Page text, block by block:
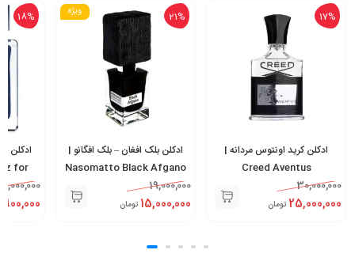
17%
ادکلن کرید اونتوس مردانه |
Creed Aventus
30,000,000
25,000,000 تومان
ویژه 21%
ادکلن بلک افغان – بلک افگانو |
Nasomatto Black Afgano
19,000,000
15,000,000 تومان
18%
ادکلن
for